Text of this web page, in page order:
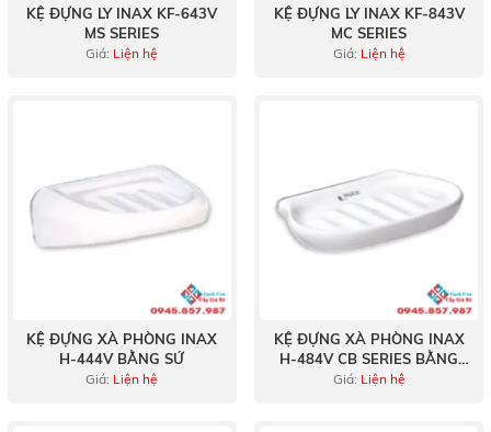
KỆ ĐỰNG LY INAX KF-643V
MS SERIES
Giá: Liện hệ
KỆ ĐỰNG LY INAX KF-843V
MC SERIES
Giá: Liện hệ
KỆ ĐỰNG XÀ PHÒNG INAX
H-444V BẰNG SỨ
Giá: Liện hệ
KỆ ĐỰNG XÀ PHÒNG INAX
H-484V CB SERIES BẰNG
SỨ
Giá: Liện hệ